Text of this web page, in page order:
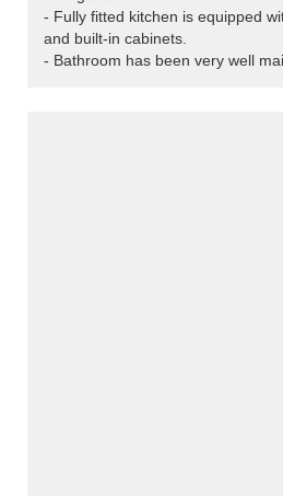
- Fully fitted kitchen is equipped
and built-in cabinets.
- Bathroom has been very well